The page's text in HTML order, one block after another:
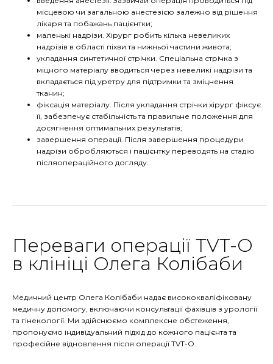
місцевою чи загальною анестезією залежно від рішення
лікаря та побажань пацієнтки;
маленькі надрізи. Хірург робить кілька невеликих
надрізів в області піхви та нижньої частини живота;
укладання синтетичної стрічки. Спеціальна стрічка з
міцного матеріалу вводиться через невеликі надрізи та
вкладається під уретру для підтримки та зміцнення
тканин;
фіксація матеріалу. Після укладання стрічки хірург фіксує
її, забезпечує стабільність та правильне положення для
досягнення оптимальних результатів;
завершення операції. Після завершення процедури
надрізи обробляються і пацієнтку переводять на стадію
післяопераційного догляду.
Переваги операції TVT-O
в клініці Олега Колібаби
Медичний центр Олега Колібаби надає висококваліфіковану
медичну допомогу, включаючи консультації фахівців з урології
та гінекології. Ми здійснюємо комплексне обстеження,
пропонуємо індивідуальний підхід до кожного пацієнта та
професійне відновлення після операції TVT-О.